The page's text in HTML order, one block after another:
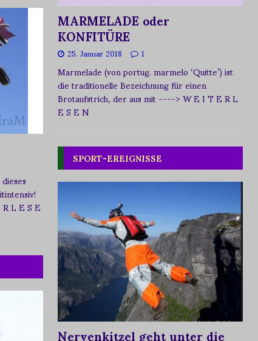
L E S E
MARMELADE oder
KONFITÜRE
25. Januar 2018 1
Marmelade (von portug. marmelo ‘Quitte’) ist
die traditionelle Bezeichnung für einen
Brotaufstrich, der aus mit----> W E I T E R L
E S E N
SPORT-EREIGNISSE